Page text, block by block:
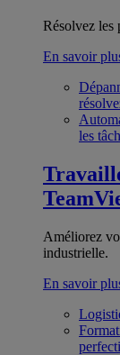
Résolvez les
En savoir
les
Améliorez
industrielle.
En savoir